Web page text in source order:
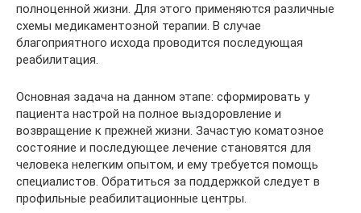
полноценной жизни. Для этого применяются различные
схемы медикаментозной терапии. В случае
благоприятного исхода проводится последующая
реабилитация.
Основная задача на данном этапе: сформировать у
пациента настрой на полное выздоровление и
возвращение к прежней жизни. Зачастую коматозное
состояние и последующее лечение становятся для
человека нелегким опытом, и ему требуется помощь
специалистов. Обратиться за поддержкой следует в
профильные реабилитационные центры.